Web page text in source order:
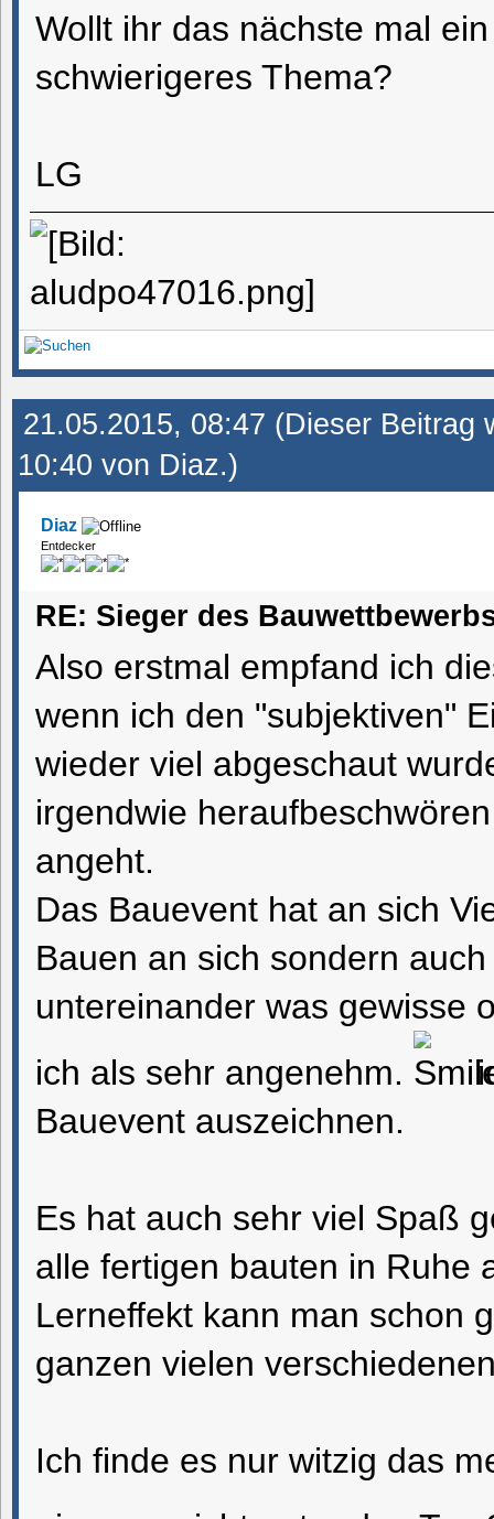
Wollt ihr das nächste mal
schwierigeres Thema?
LG
21.05.2015, 08:47 (Dieser Beitrag
10:40 von Diaz.)
Diaz
Entdecker
RE: Sieger des
Also erstmal empfand ich
wenn ich den "subjektiven"
wieder viel abgeschaut
irgendwie
angeht.
Das Bauevent hat an sich
Bauen an sich sondern
untereinander was gewisse
ich als sehr angenehm.
Bauevent auszeichnen.
Es hat auch sehr viel Spaß
alle fertigen bauten in Ruhe
Lerneffekt kann man schon
ganzen vielen
Ich finde es nur witzig das